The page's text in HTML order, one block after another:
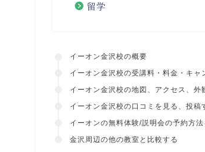
留学
イーオン金沢校の概要
イーオン金沢校の受講料・料金・キャ
イーオン金沢校の地図、アクセス、外
イーオン金沢校の口コミを見る、投稿
イーオンの無料体験/説明会の予約方法
金沢周辺の他の教室と比較する